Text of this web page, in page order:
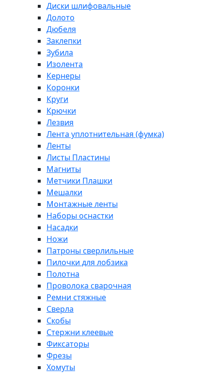
Диски шлифовальные
Долото
Дюбеля
Заклепки
Зубила
Изолента
Кернеры
Коронки
Круги
Крючки
Лезвия
Лента уплотнительная (фумка)
Ленты
Листы Пластины
Магниты
Метчики Плашки
Мешалки
Монтажные ленты
Наборы оснастки
Насадки
Ножи
Патроны сверлильные
Пилочки для лобзика
Полотна
Проволока сварочная
Ремни стяжные
Сверла
Скобы
Стержни клеевые
Фиксаторы
Фрезы
Хомуты